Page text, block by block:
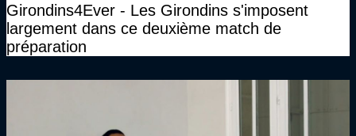
Girondins4Ever - Les Girondins s'imposent
largement dans ce deuxième match de
préparation